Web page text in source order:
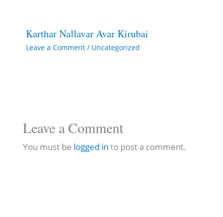
Karthar Nallavar Avar Kirubai
Leave a Comment / Uncategorized
Leave a Comment
You must be logged in to post a comment.